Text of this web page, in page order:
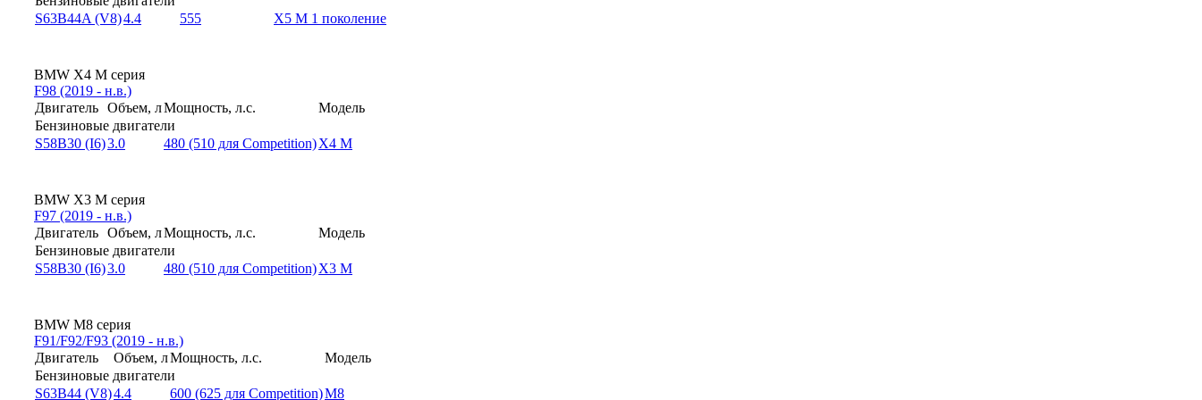
S63B44A (V8)4.4 555 X5 M 1 поколение
BMW X4 M серия
F98 (2019 - н.в.)
Двигатель Объем, лМощность, л.с.
Модель
Бензиновые двигатели
S58B30 (I6)3.0 480 (510 для Competition)X4 M
BMW X3 M серия
F97 (2019 - н.в.)
Двигатель Объем, лМощность, л.с.
Модель
Бензиновые двигатели
S58B30 (I6)3.0 480 (510 для Competition)X3 M
BMW M8 серия
F91/F92/F93 (2019 - н.в.)
Двигатель
Объем, лМощность, л.с.
Модель
Бензиновые двигатели
S63B44 (V8)4.4 600 (625 для Competition)M8